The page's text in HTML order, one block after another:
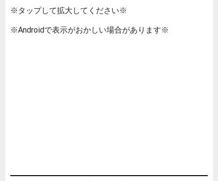
※タップして拡大してください※
※Androidで表示がおかしい場合があります※